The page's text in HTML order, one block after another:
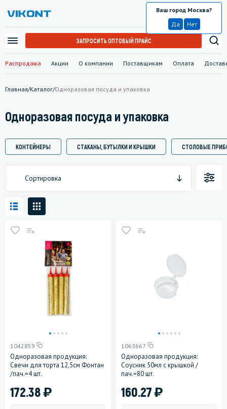
Распродажа Акции О компании Поставщикам Оплата
Москва
Ваш город Москва?
Да
Нет
ЗАПРОСИТЬ ОПТОВЫЙ ПРАЙС
Главная/Каталог/Одноразовая посуда и упаковка
Одноразовая посуда и упаковка
КОНТЕЙНЕРЫ СТАКАНЫ, БУТЫЛКИ И КРЫШКИ СТОЛОВЫЕ
Сортировка
1042859
Одноразовая продукция:
Свечи для торта 12,5см Фонтан
/пач.=4 шт.
172.38)
1063667
Одноразовая продукция:
Соусник 50мл с крышкой /
пач.=80 шт.
160.27)